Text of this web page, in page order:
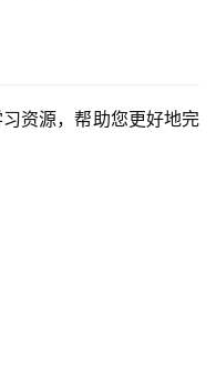
资源，帮助您更好地完